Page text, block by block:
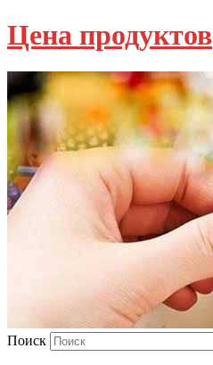
Цена продуктов
Поиск